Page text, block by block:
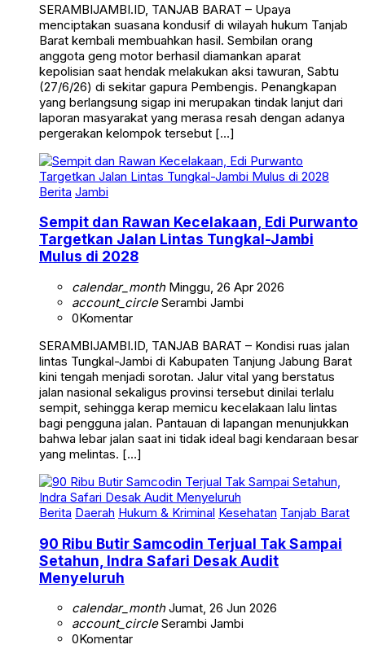
SERAMBIJAMBI.ID, TANJAB BARAT – Upaya
menciptakan suasana kondusif di wilayah hukum Tanjab
Barat kembali membuahkan hasil. Sembilan orang
anggota geng motor berhasil diamankan aparat
kepolisian saat hendak melakukan aksi tawuran, Sabtu
(27/6/26) di sekitar gapura Pembengis. Penangkapan
yang berlangsung sigap ini merupakan tindak lanjut dari
laporan masyarakat yang merasa resah dengan adanya
pergerakan kelompok tersebut […]
Berita Jambi
Sempit dan Rawan Kecelakaan, Edi Purwanto
Targetkan Jalan Lintas Tungkal-Jambi
Mulus di 2028
calendar_monthMinggu, 26 Apr 2026
account_circleSerambi Jambi
0Komentar
SERAMBIJAMBI.ID, TANJAB BARAT – Kondisi ruas jalan
lintas Tungkal-Jambi di Kabupaten Tanjung Jabung Barat
kini tengah menjadi sorotan. Jalur vital yang berstatus
jalan nasional sekaligus provinsi tersebut dinilai terlalu
sempit, sehingga kerap memicu kecelakaan lalu lintas
bagi pengguna jalan. Pantauan di lapangan menunjukkan
bahwa lebar jalan saat ini tidak ideal bagi kendaraan besar
yang melintas. […]
Berita Daerah Hukum & Kriminal Kesehatan Tanjab Barat
90 Ribu Butir Samcodin Terjual Tak Sampai
Setahun, Indra Safari Desak Audit
Menyeluruh
calendar_monthJumat, 26 Jun 2026
account_circleSerambi Jambi
0Komentar